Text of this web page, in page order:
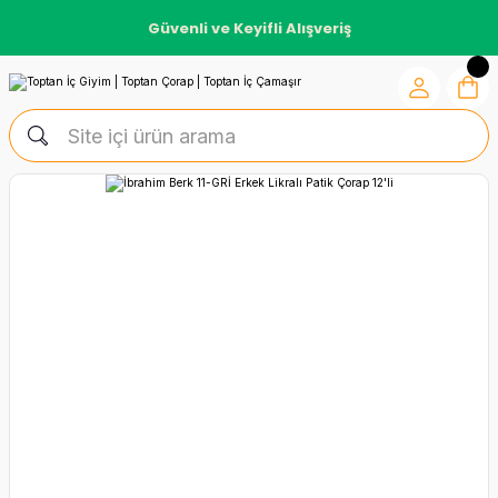
Güvenli ve Keyifli Alışveriş